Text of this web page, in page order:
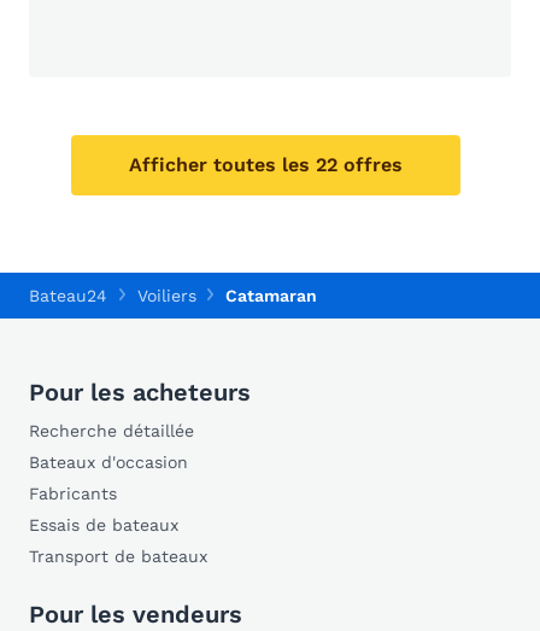
Afficher toutes les 22 offres
Bateau24 Voiliers Catamaran
Pour les acheteurs
Recherche détaillée
Bateaux d'occasion
Fabricants
Essais de bateaux
Transport de bateaux
Pour les vendeurs